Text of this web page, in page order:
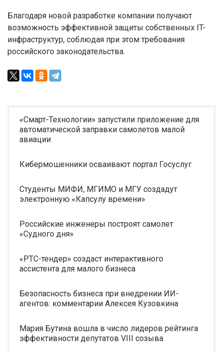
Благодаря новой разработке компании получают
возможность эффективной защиты собственных IT-
инфраструктур, соблюдая при этом требования
российского законодательства.
«Смарт-Технологии» запустили приложение для
автоматической заправки самолетов малой
авиации
Кибермошенники осваивают портал Госуслуг
Студенты МИФИ, МГИМО и МГУ создадут
электронную «Капсулу времени»
Российские инженеры построят самолет
«Судного дня»
«РТС-тендер» создаст интерактивного
ассистента для малого бизнеса
Безопасность бизнеса при внедрении ИИ-
агентов: комментарии Алексея Кузовкина
Мария Бутина вошла в число лидеров рейтинга
эффективности депутатов VIII созыва